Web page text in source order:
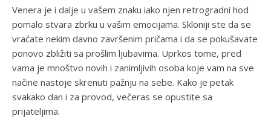
Venera je i dalje u vašem znaku iako njen retrogradni hod
pomalo stvara zbrku u vašim emocijama. Skloniji ste da se
vraćate nekim davno završenim pričama i da se pokušavate
ponovo zbližiti sa prošlim ljubavima. Uprkos tome, pred
vama je mnoštvo novih i zanimljivih osoba koje vam na sve
načine nastoje skrenuti pažnju na sebe. Kako je petak
svakako dan i za provod, večeras se opustite sa
prijateljima.